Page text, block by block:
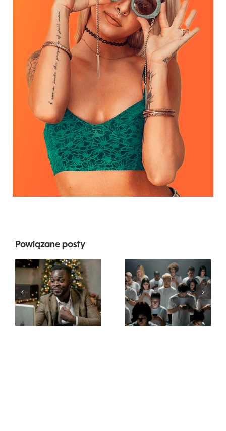
Powiązane posty
Jak ukryć
obserwujących
na LinkedIn,
aby
zachować
dotyczące
projektowania
wyjątkowych
reklam na
Facebooku,
które